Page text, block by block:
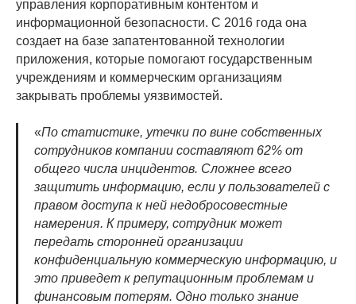
управления корпоративным контентом и
информационной безопасности. С 2016 года она
создает на базе запатентованной технологии
приложения, которые помогают государственным
учреждениям и коммерческим организациям
закрывать проблемы уязвимостей.
«По статистике, утечки по вине собственных
сотрудников компании составляют 62% от
общего числа инцидентов. Сложнее всего
защитить информацию, если у пользователей с
правом доступа к ней недобросовестные
намерения. К примеру, сотрудник может
передать сторонней организации
конфиденциальную коммерческую информацию, и
это приведет к репутационным проблемам и
финансовым потерям. Одно только знание